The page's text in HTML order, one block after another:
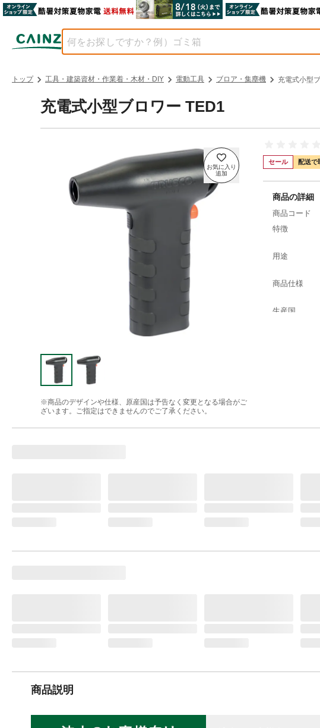
トップ 工具・建築資材・作業着・木材・DIY 電動工具 ブロア・集塵機 充電式小型
充電式小型ブロワー TED1
※商品のデザインや仕様、原産国は予告なく変更となる場合がご
ざいます。ご指定はできませんのでご了承ください。
セール 配送で
商品の詳細
商品コード
特徴
用途
商品仕様
生産国
商品説明